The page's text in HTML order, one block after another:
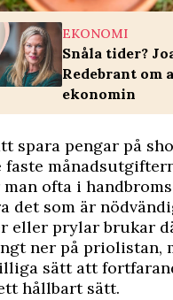
EKONOMI
Snåla tider?
Redebrant om
ekonomin
spara pengar på
faste
man ofta i
det som är
eller prylar brukar
ner på priolistan,
sätt att
hållbart sätt.